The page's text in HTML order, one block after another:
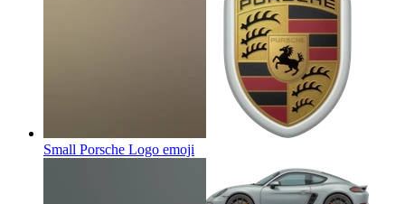
Small Porsche Logo emoji